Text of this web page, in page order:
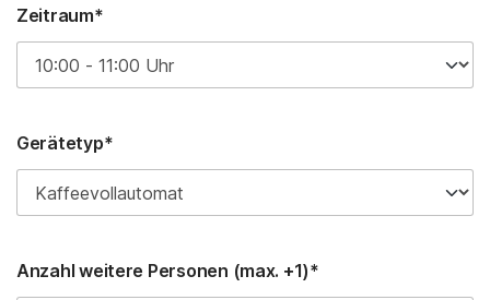
Zeitraum*
Gerätetyp*
Anzahl weitere Personen (max. +1)*